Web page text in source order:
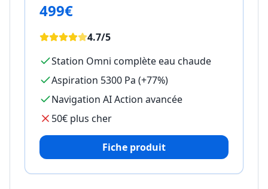
499€
4.7/5
Station Omni complète eau chaude
Aspiration 5300 Pa (+77%)
Navigation AI Action avancée
50€ plus cher
Fiche produit